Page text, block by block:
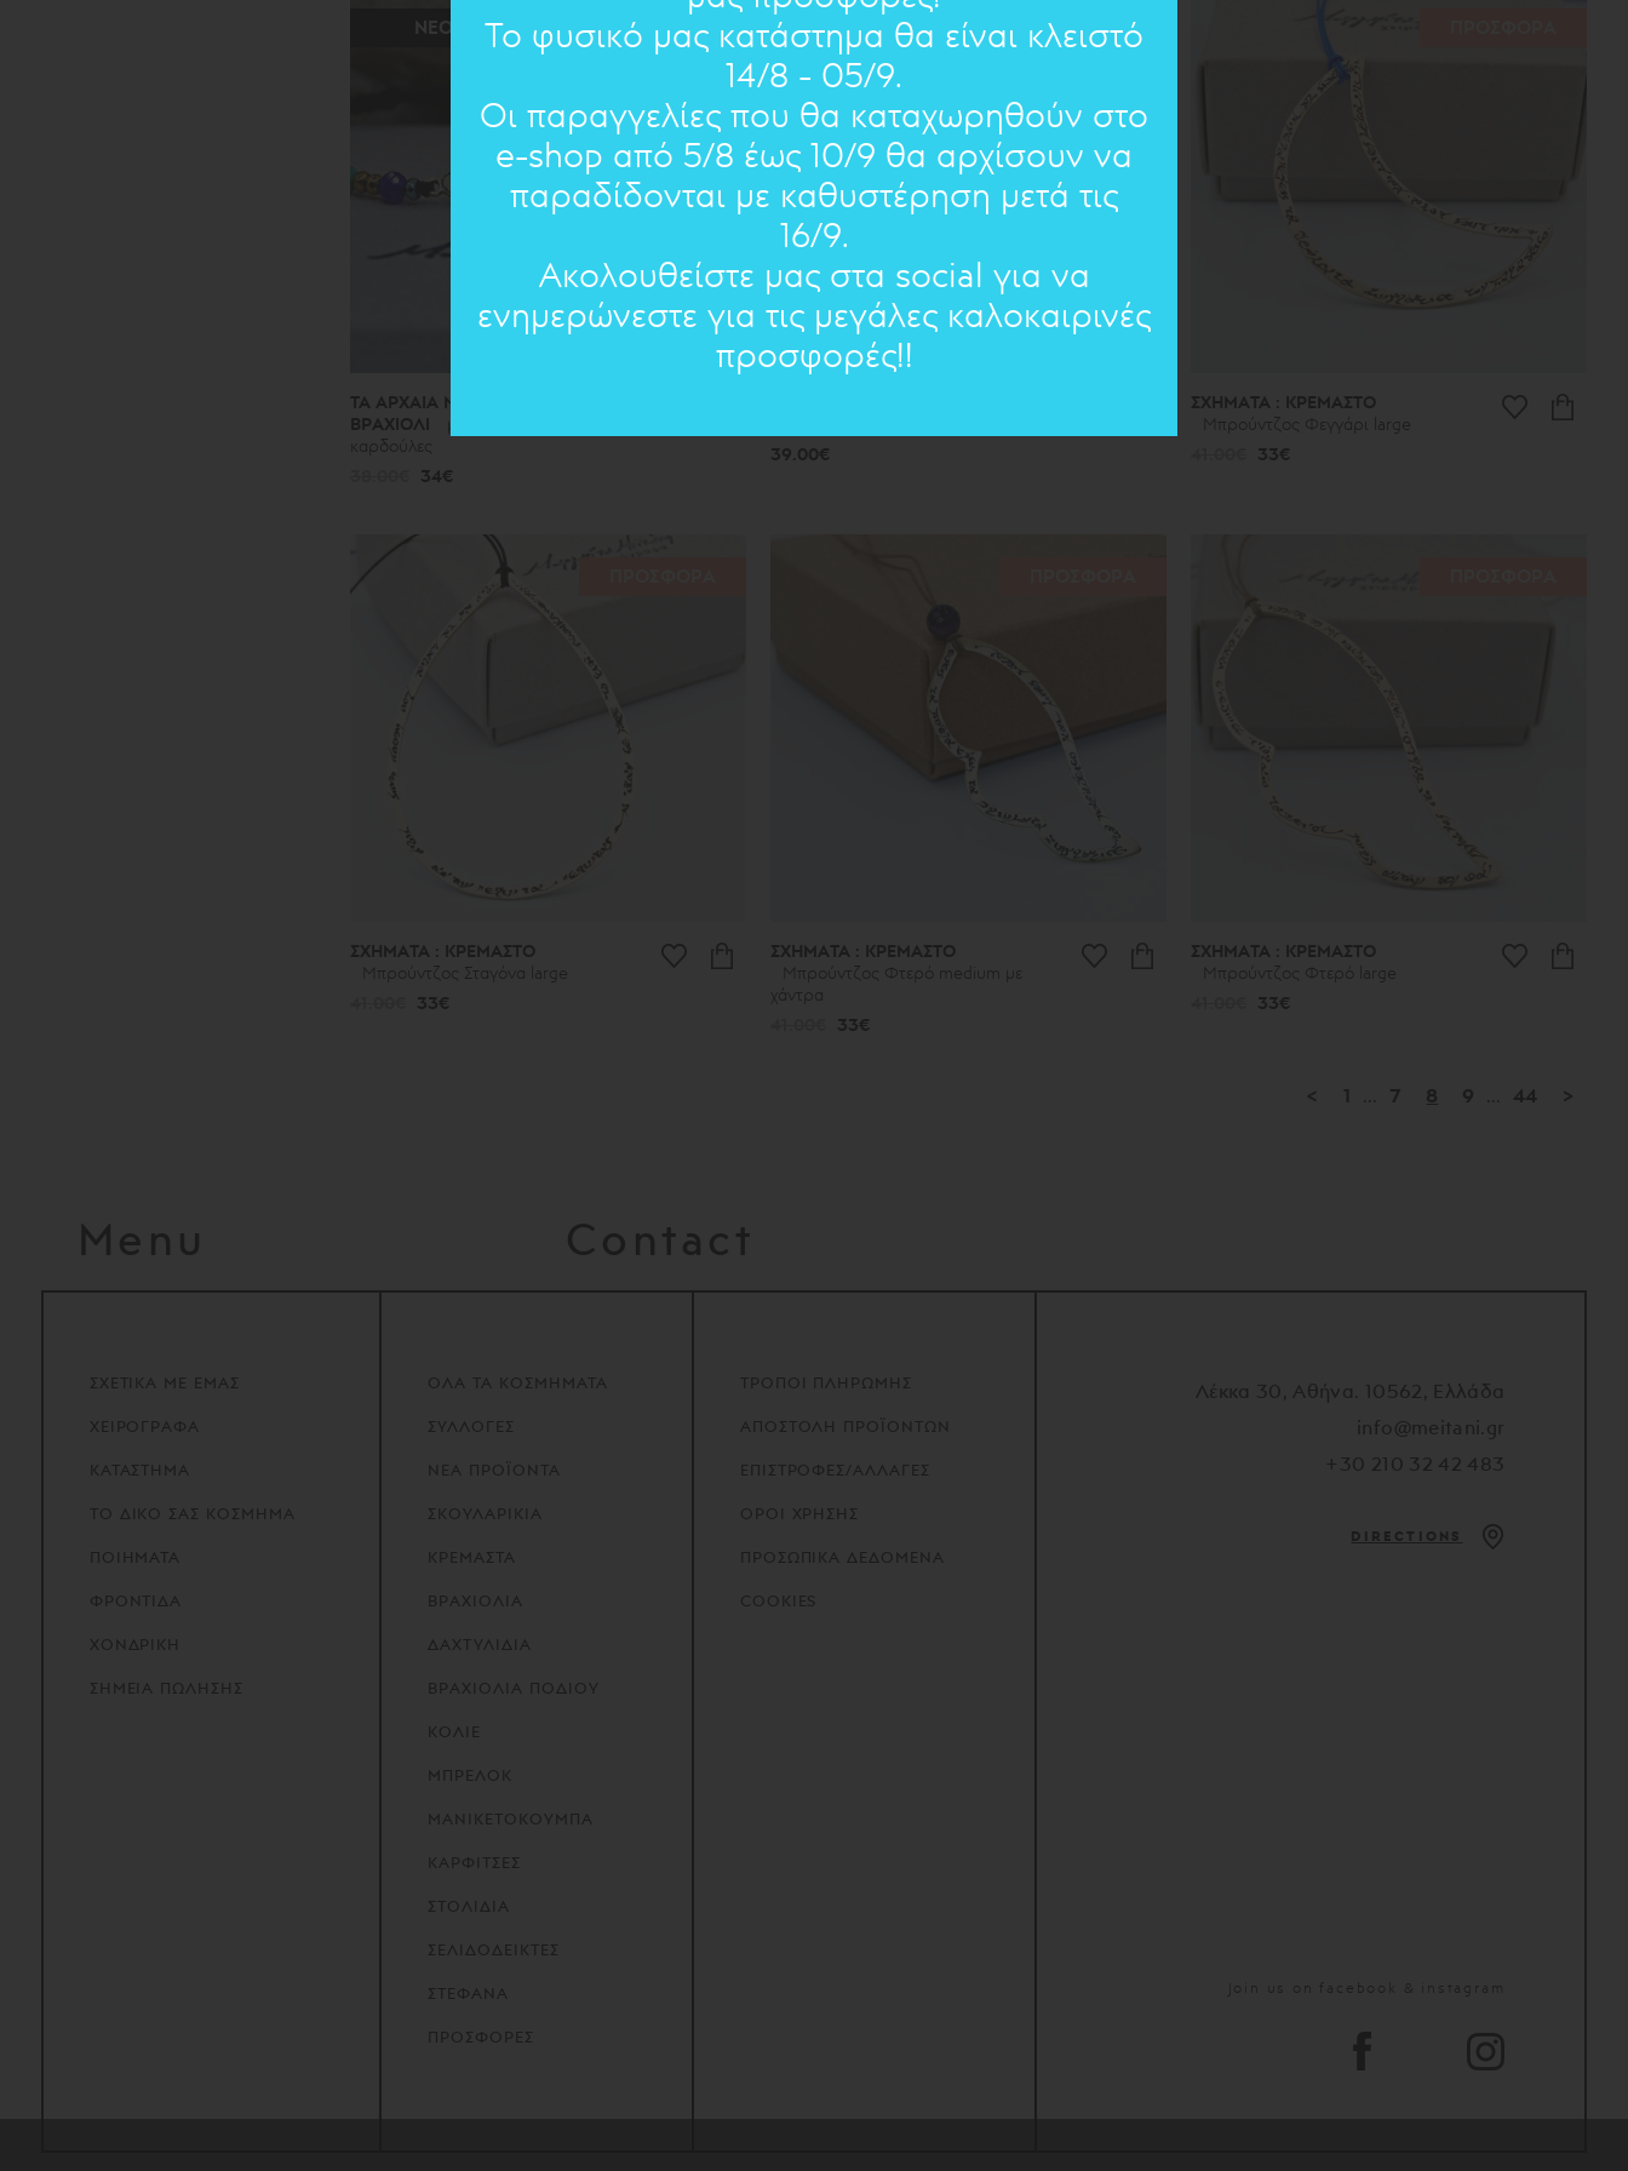
ΝΕΟ ΠΡΟΣΦΟΡΑ
ΤΑ ΑΡΧΑΙΑ ΝΕΑ 2026 Μ.Χ.:
ΒΡΑΧΙΟΛΙ
καρδούλες
34€
ΝΕΟ
39.00€
ΣΧΗΜΑΤΑ : ΚΡΕΜΑΣΤΟ
Μπρούντζος Φεγγάρι large
33€
ΣΧΗΜΑΤΑ : ΚΡΕΜΑΣΤΟ
Μπρούντζος Σταγόνα large
33€
ΣΧΗΜΑΤΑ : ΚΡΕΜΑΣΤΟ
Μπρούντζος Φτερό medium με
χάντρα
33€
ΣΧΗΜΑΤΑ : ΚΡΕΜΑΣΤΟ
Μπρούντζος Φτερό large
33€
< 1 7 8 9 44 >
Menu Contact
ΣΧΕΤΙΚΑ ΜΕ ΕΜΑΣ
ΧΕΙΡΟΓΡΑΦΑ
ΚΑΤΑΣΤΗΜΑ
ΤΟ ΔΙΚΟ ΣΑΣ ΚΟΣΜΗΜΑ
ΠΟΙΗΜΑΤΑ
ΦΡΟΝΤΙΔΑ
ΧΟΝΔΡΙΚΗ
ΣΗΜΕΙΑ ΠΩΛΗΣΗΣ
ΟΛΑ ΤΑ ΚΟΣΜΗΜΑΤΑ
ΣΥΛΛΟΓΕΣ
ΝΕΑ ΠΡΟΪΟΝΤΑ
ΣΚΟΥΛΑΡΙΚΙΑ
ΚΡΕΜΑΣΤΑ
ΒΡΑΧΙΟΛΙΑ
ΔΑΧΤΥΛΙΔΙΑ
ΒΡΑΧΙΟΛΙΑ ΠΟΔΙΟΥ
ΚΟΛΙΕ
ΜΠΡΕΛΟΚ
ΜΑΝΙΚΕΤΟΚΟΥΜΠΑ
ΚΑΡΦΙΤΣΕΣ
ΣΤΟΛΙΔΙΑ
ΣΕΛΙΔΟΔΕΙΚΤΕΣ
ΣΤΕΦΑΝΑ
ΠΡΟΣΦΟΡΕΣ
ΤΡΟΠΟΙ ΠΛΗΡΩΜΗΣ
ΑΠΟΣΤΟΛΗ ΠΡΟΪΟΝΤΩΝ
ΕΠΙΣΤΡΟΦΕΣ/ΑΛΛΑΓΕΣ
ΟΡΟΙ ΧΡΗΣΗΣ
ΠΡΟΣΩΠΙΚΑ ΔΕΔΟΜΕΝΑ
COOKIES
Λέκκα 30, Αθήνα. 10562, Ελλάδα
info@meitani.gr
+30 210 32 42 483
DIRECTIONS
Join us on facebook & instagram
Το φυσικό μας κατάστημα θα είναι κλειστό
14/8 - 05/9.
Οι παραγγελίες που θα καταχωρηθούν στο
e-shop από 5/8 έως 10/9 θα αρχίσουν να
παραδίδονται με καθυστέρηση μετά τις
16/9.
Ακολουθείστε μας στα social για να
ενημερώνεστε για τις μεγάλες καλοκαιρινές
προσφορές!!